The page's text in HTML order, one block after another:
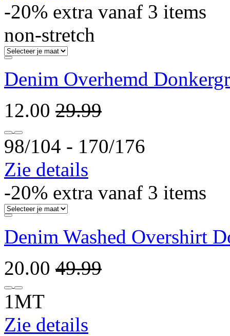
-20% extra vanaf 3 items
non-stretch
Denim Overhemd
12.00 29.99
98/104 ‐ 170/176
Zie details
-20% extra vanaf 3 items
Denim Washed Overshirt
20.00 49.99
1MT
Zie details